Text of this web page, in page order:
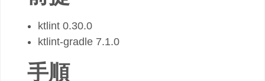
ktlint 0.30.0
ktlint-gradle 7.1.0
手順